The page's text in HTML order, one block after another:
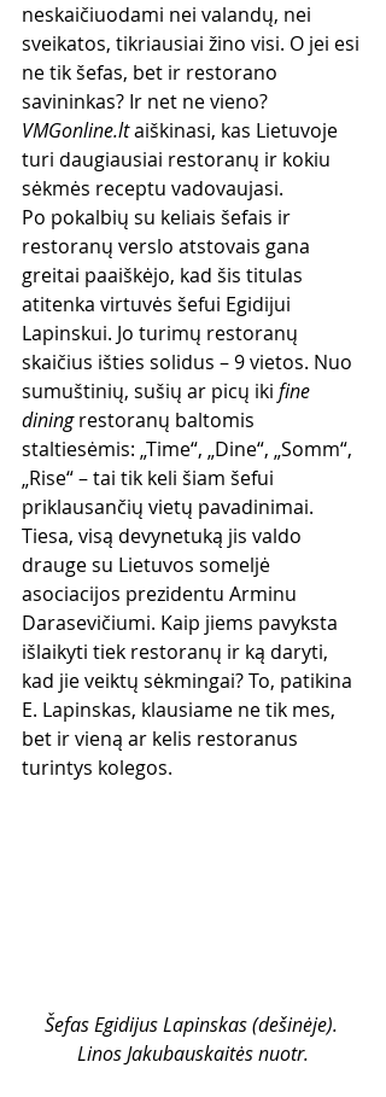
neskaičiuodami nei valandų, nei
sveikatos, tikriausiai žino visi. O jei esi
ne tik šefas, bet ir restorano
savininkas? Ir net ne vieno?
VMGonline.lt aiškinasi, kas Lietuvoje
turi daugiausiai restoranų ir kokiu
sėkmės receptu vadovaujasi.
Po pokalbių su keliais šefais ir
restoranų verslo atstovais gana
greitai paaiškėjo, kad šis titulas
atitenka virtuvės šefui Egidijui
Lapinskui. Jo turimų restoranų
skaičius išties solidus – 9 vietos. Nuo
sumuštinių, sušių ar picų iki fine
dining restoranų baltomis
staltiesėmis: „Time“, „Dine“, „Somm“,
„Rise“ – tai tik keli šiam šefui
priklausančių vietų pavadinimai.
Tiesa, visą devynetuką jis valdo
drauge su Lietuvos someljė
asociacijos prezidentu Arminu
Darasevičiumi. Kaip jiems pavyksta
išlaikyti tiek restoranų ir ką daryti,
kad jie veiktų sėkmingai? To, patikina
E. Lapinskas, klausiame ne tik mes,
bet ir vieną ar kelis restoranus
turintys kolegos.
Šefas Egidijus Lapinskas (dešinėje).
Linos Jakubauskaitės nuotr.